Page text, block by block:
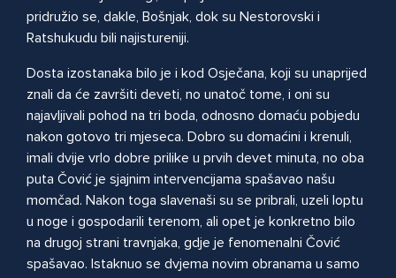
pridružio se, dakle, Bošnjak, dok su Nestorovski i
Ratshukudu bili najistureniji.
Dosta izostanaka bilo je i kod Osječana, koji su unaprijed
znali da će završiti deveti, no unatoč tome, i oni su
najavljivali pohod na tri boda, odnosno domaću pobjedu
nakon gotovo tri mjeseca. Dobro su domaćini i krenuli,
imali dvije vrlo dobre prilike u prvih devet minuta, no oba
puta Čović je sjajnim intervencijama spašavao našu
momčad. Nakon toga slavenaši su se pribrali, uzeli loptu
u noge i gospodarili terenom, ali opet je konkretno bilo
na drugoj strani travnjaka, gdje je fenomenalni Čović
spašavao. Istaknuo se dvjema novim obranama u samo